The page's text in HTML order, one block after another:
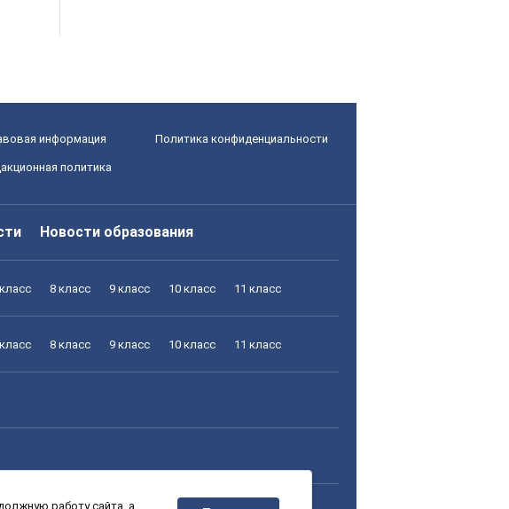
информация Политика конфиденциальности
политика
Новости образования
8 класс 9 класс 10 класс 11 класс
8 класс 9 класс 10 класс 11 класс
работу сайта, а